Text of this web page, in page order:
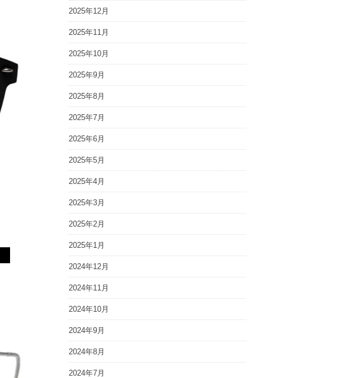
2025年12月
2025年11月
2025年10月
2025年9月
2025年8月
2025年7月
2025年6月
2025年5月
2025年4月
2025年3月
2025年2月
2025年1月
2024年12月
2024年11月
2024年10月
2024年9月
2024年8月
2024年7月